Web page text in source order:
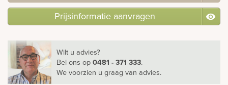
Prijsinformatie aanvragen
Wilt u advies?
Bel ons op0481 - 371 333.
We voorzien u graag van advies.